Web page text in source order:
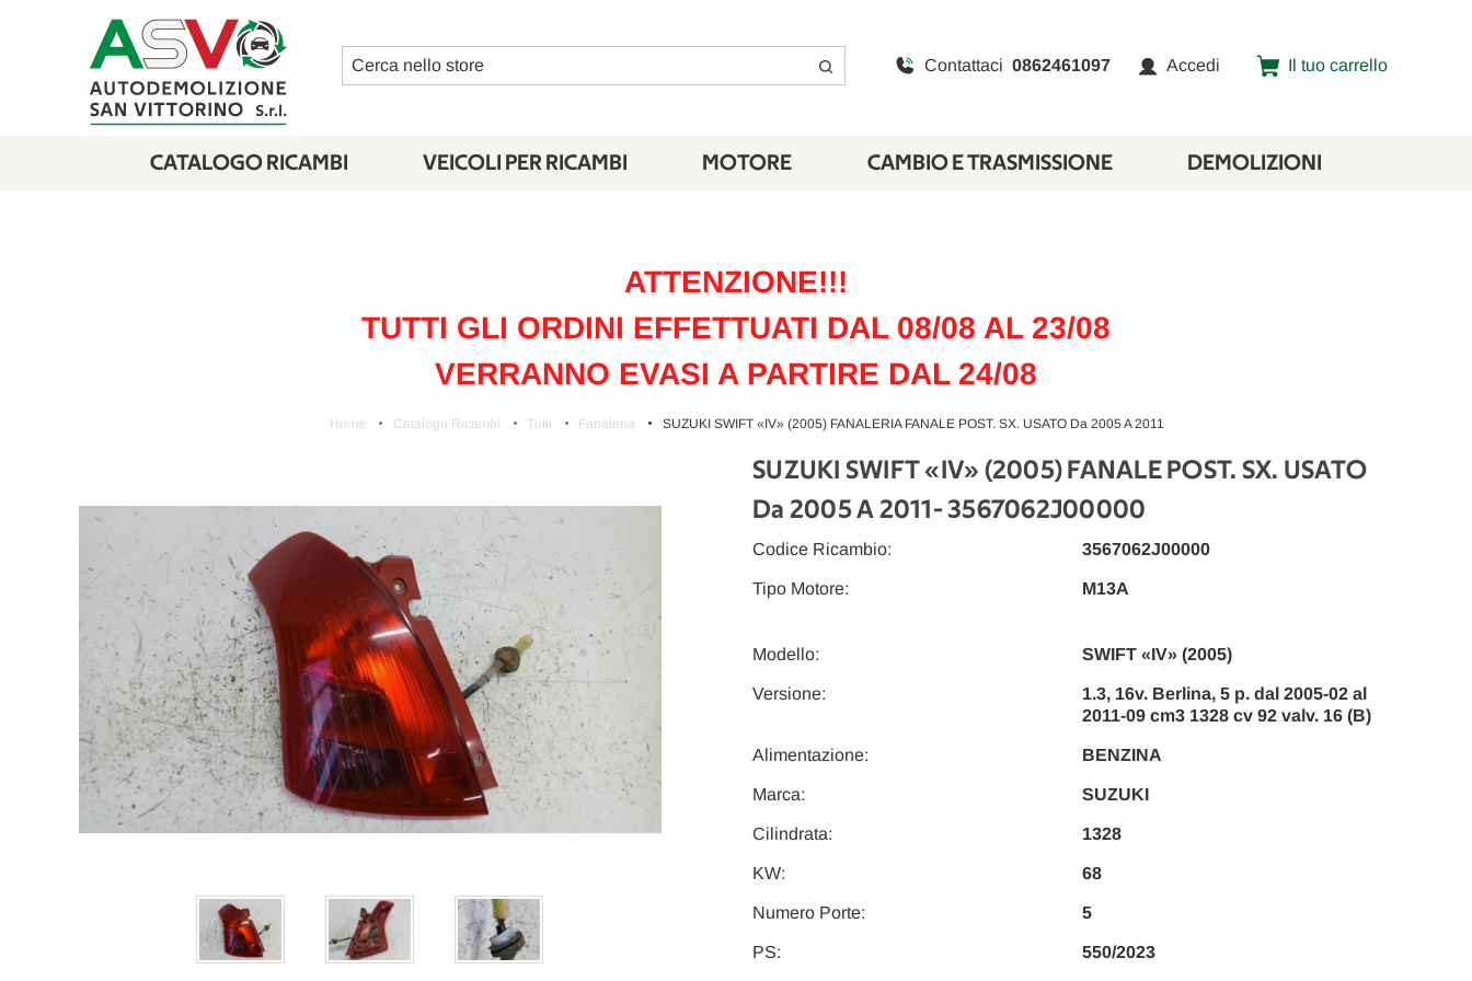
Cerca Contattaci 0862461097 Accedi Il tuo carrello
CATALOGO RICAMBI VEICOLI PER RICAMBI MOTORE CAMBIO E TRASMISSIONE DEMOLIZIONI
ATTENZIONE!!!
TUTTI GLI ORDINI EFFETTUATI DAL 08/08 AL 23/08
VERRANNO EVASI A PARTIRE DAL 24/08
Home Catalogo Ricambi Tutti Fanaleria SUZUKI SWIFT «IV» (2005) FANALERIA FANALE POST. SX. USATO Da 2005 A 2011
SUZUKI SWIFT «IV» (2005) FANALE POST. SX. USATO
Da 2005 A 2011 - 3567062J00000
Modello: SWIFT «IV» (2005)
Versione:
1.3, 16v. Berlina, 5 p. dal 2005-02 al
2011-09 cm3 1328 cv 92 valv. 16 (B)
Codice Ricambio: 3567062J00000
Cilindrata: 1328
Alimentazione: BENZINA
Tipo Motore: M13A
Marca: SUZUKI
KW: 68
Numero Porte: 5
PS: 550/2023